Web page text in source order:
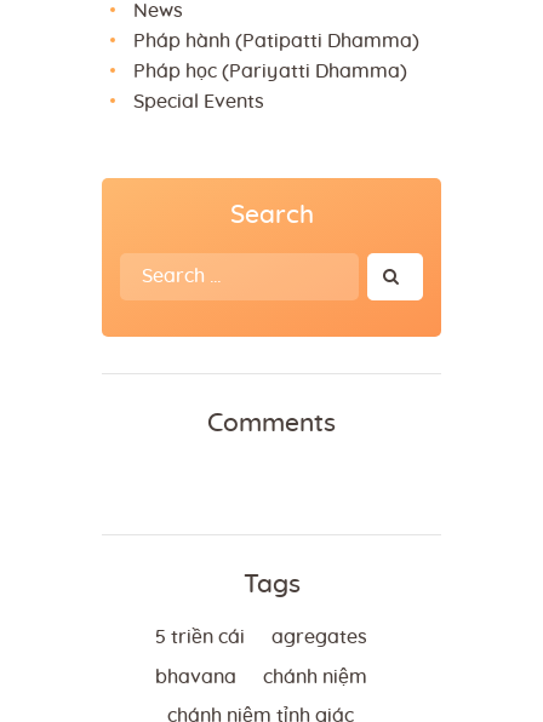
News
Pháp hành (Patipatti Dhamma)
Pháp học (Pariyatti Dhamma)
Special Events
Search
Search
for:
Comments
Tags
5 triền cái agregates
bhavana chánh niệm
chánh niệm tỉnh giác